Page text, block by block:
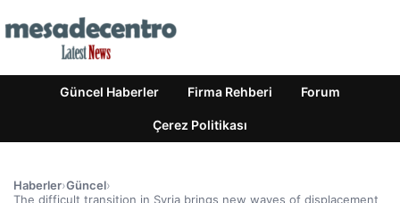
Güncel Haberler Firma Rehberi Forum
Çerez Politikası
Haberler›Güncel›
The difficult transition in Syria brings new waves of displacement